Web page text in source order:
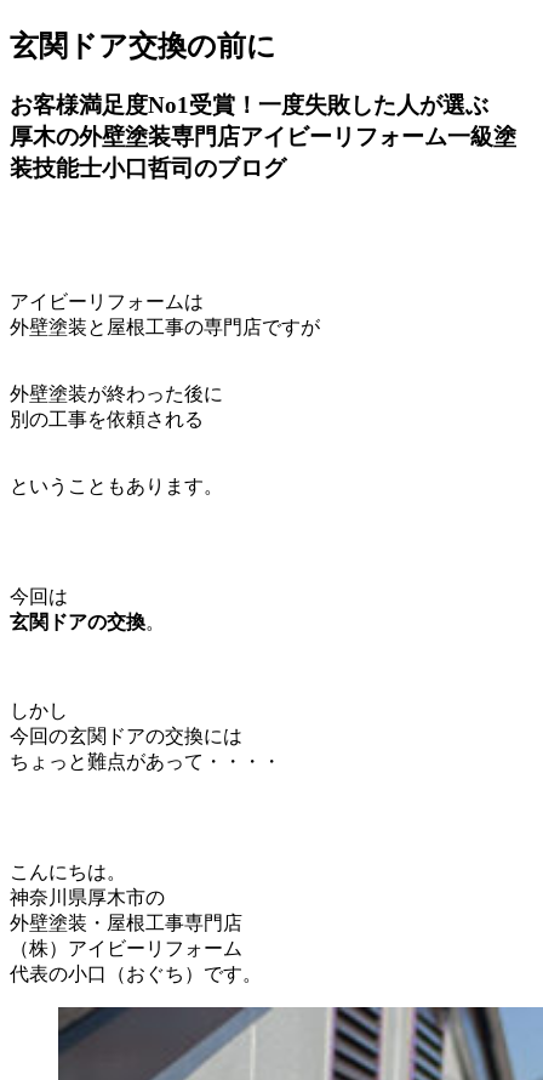
玄関ドア交換の前に
お客様満足度No1受賞！一度失敗した人が選ぶ
厚木の外壁塗装専門店アイビーリフォーム一級塗
装技能士小口哲司のブログ
アイビーリフォームは
外壁塗装と屋根工事の専門店ですが
外壁塗装が終わった後に
別の工事を依頼される
ということもあります。
今回は
玄関ドアの交換。
しかし
今回の玄関ドアの交換には
ちょっと難点があって・・・・
こんにちは。
神奈川県厚木市の
外壁塗装・屋根工事専門店
（株）アイビーリフォーム
代表の小口（おぐち）です。